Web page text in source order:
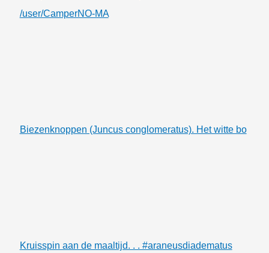
/user/CamperNO-MA
Biezenknoppen (Juncus conglomeratus). Het witte bo
Kruisspin aan de maaltijd. . . #araneusdiadematus